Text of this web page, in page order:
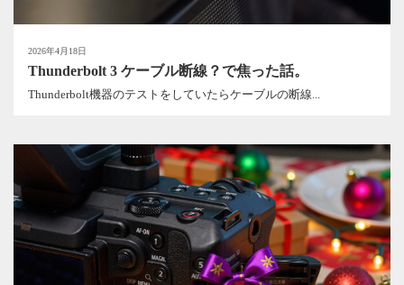
2026年4月18日
Thunderbolt 3 ケーブル断線？で焦った話。
Thunderbolt機器のテストをしていたらケーブルの断線...